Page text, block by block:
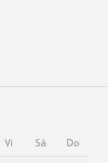
Vi Sá Do